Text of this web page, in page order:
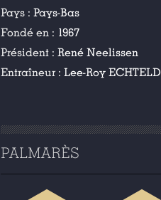
Pays : Pays-Bas
Fondé en : 1967
Président : René Neelissen
Entraîneur : Lee-Roy ECHTELD
PALMARÈS